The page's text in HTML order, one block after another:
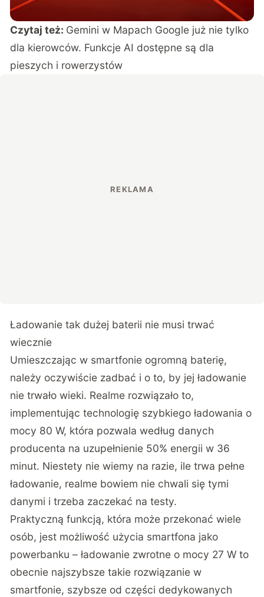
Czytaj też: Gemini w Mapach Google już nie tylko
dla kierowców. Funkcje AI dostępne są dla
pieszych i rowerzystów
Ładowanie tak dużej baterii nie musi trwać
wiecznie
Umieszczając w smartfonie ogromną baterię,
należy oczywiście zadbać i o to, by jej ładowanie
nie trwało wieki. Realme rozwiązało to,
implementując technologię szybkiego ładowania o
mocy 80 W, która pozwala według danych
producenta na uzupełnienie 50% energii w 36
minut. Niestety nie wiemy na razie, ile trwa pełne
ładowanie, realme bowiem nie chwali się tymi
danymi i trzeba zaczekać na testy.
Praktyczną funkcją, która może przekonać wiele
osób, jest możliwość użycia smartfona jako
powerbanku – ładowanie zwrotne o mocy 27 W to
obecnie najszybsze takie rozwiązanie w
smartfonie, szybsze od części dedykowanych